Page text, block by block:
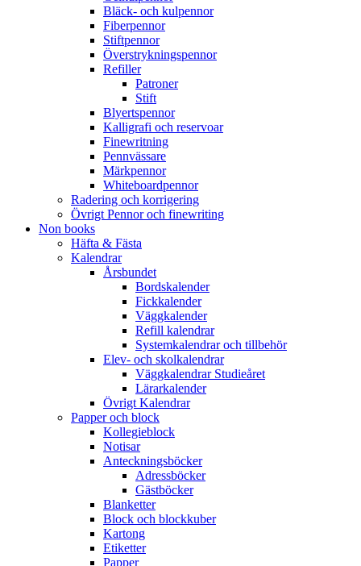
Bläck- och kulpennor
Fiberpennor
Stiftpennor
Överstrykningspennor
Refiller
Patroner
Stift
Blyertspennor
Kalligrafi och reservoar
Finewritning
Pennvässare
Märkpennor
Whiteboardpennor
Radering och korrigering
Övrigt Pennor och finewriting
Non books
Häfta & Fästa
Kalendrar
Årsbundet
Bordskalender
Fickkalender
Väggkalender
Refill kalendrar
Systemkalendrar och tillbehör
Elev- och skolkalendrar
Väggkalendrar Studieåret
Lärarkalender
Övrigt Kalendrar
Papper och block
Kollegieblock
Notisar
Anteckningsböcker
Adressböcker
Gästböcker
Blanketter
Block och blockkuber
Kartong
Etiketter
Papper